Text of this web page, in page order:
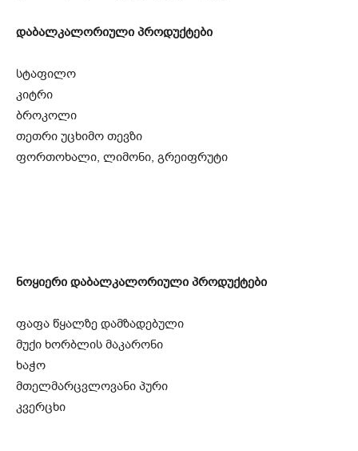
დაბალკალორიული პროდუქტები
სტაფილო
კიტრი
ბროკოლი
თეთრი უცხიმო თევზი
ფორთოხალი, ლიმონი, გრეიფრუტი
ნოყიერი დაბალკალორიული პროდუქტები
ფაფა წყალზე დამზადებული
მუქი ხორბლის მაკარონი
ხაჭო
მთელმარცვლოვანი პური
კვერცხი